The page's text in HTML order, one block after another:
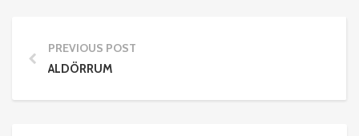
PREVIOUS POST
ALDÖRRUM